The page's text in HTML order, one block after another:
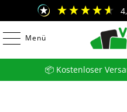
Menü
📦 Kostenloser